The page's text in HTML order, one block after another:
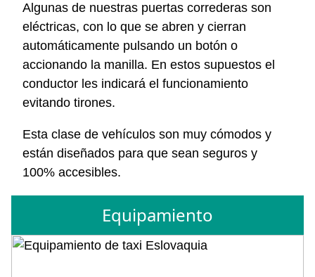
Algunas de nuestras puertas correderas son
eléctricas, con lo que se abren y cierran
automáticamente pulsando un botón o
accionando la manilla. En estos supuestos el
conductor les indicará el funcionamiento
evitando tirones.
Esta clase de vehículos son muy cómodos y
están diseñados para que sean seguros y
100% accesibles.
Equipamiento